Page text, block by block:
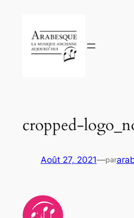
contenu
cropped-
Août 27, 2021—par